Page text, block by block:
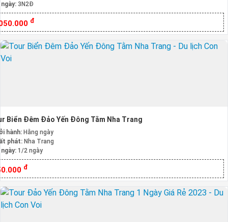
3N2Đ
đ
Biển Đêm Đảo Yến Đông Tằm Nha Trang
hành: Hằng ngày
phát: Nha Trang
1/2 ngày
đ